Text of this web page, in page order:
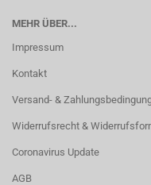
MEHR ÜBER...
Impressum
Kontakt
Versand- &
Widerrufsrecht &
Coronavirus Update
AGB